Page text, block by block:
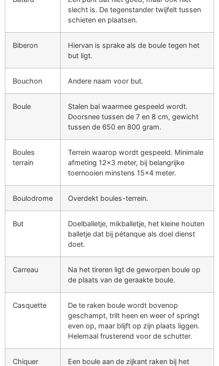
slecht is. De tegenstander twijfelt tussen
schieten en plaatsen.
Biberon
Hiervan is sprake als de boule tegen het
but ligt.
Bouchon Andere naam voor but.
Boule
Stalen bal waarmee gespeeld wordt.
Doorsnee tussen de 7 en 8 cm, gewicht
tussen de 650 en 800 gram.
Boules
terrain
Terrein waarop wordt gespeeld. Minimale
afmeting 12x3 meter, bij belangrijke
toernooien minstens 15x4 meter.
Boulodrome Overdekt boules-terrein.
But
Doelballetje, mikballetje, het kleine houten
balletje dat bij pétanque als doel dienst
doet.
Carreau
Na het tireren ligt de geworpen boule op
de plaats van de geraakte boule.
Casquette
De te raken boule wordt bovenop
geschampt, trilt heen en weer of springt
even op, maar blijft op zijn plaats liggen.
Helemaal frusterend voor de schutter.
Chiquer
Een boule aan de zijkant raken bij het